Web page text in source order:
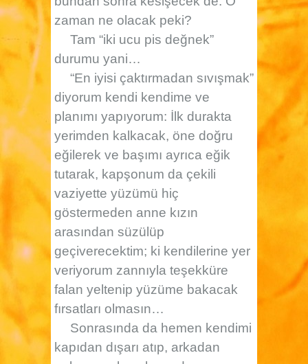
zaman ne olacak peki?
Tam “iki ucu pis değnek”
durumu yani…
“En iyisi çaktırmadan sıvışmak”
diyorum kendi kendime ve
planımı yapıyorum: İlk durakta
yerimden kalkacak, öne doğru
eğilerek ve başımı ayrıca eğik
tutarak, kapşonum da çekili
vaziyette yüzümü hiç
göstermeden anne kızın
arasından süzülüp
geçiverecektim; ki kendilerine yer
veriyorum zannıyla teşekküre
falan yeltenip yüzüme bakacak
fırsatları olmasın…
Sonrasında da hemen kendimi
kapıdan dışarı atıp, arkadan